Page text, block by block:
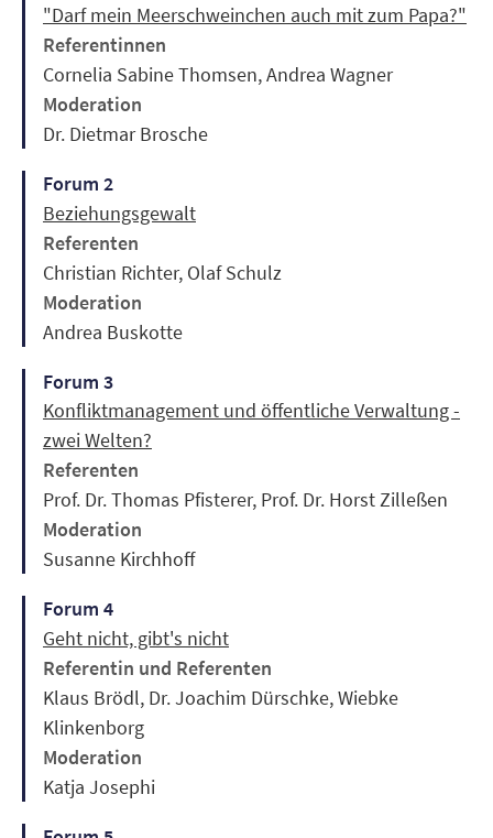
"Darf mein Meerschweinchen auch mit zum Papa?"
Referentinnen
Cornelia Sabine Thomsen, Andrea Wagner
Moderation
Dr. Dietmar Brosche
Forum 2
Beziehungsgewalt
Referenten
Christian Richter, Olaf Schulz
Moderation
Andrea Buskotte
Forum 3
Konfliktmanagement und öffentliche Verwaltung -
zwei Welten?
Referenten
Prof. Dr. Thomas Pfisterer, Prof. Dr. Horst Zilleßen
Moderation
Susanne Kirchhoff
Forum 4
Geht nicht, gibt's nicht
Referentin und Referenten
Klaus Brödl, Dr. Joachim Dürschke, Wiebke
Klinkenborg
Moderation
Katja Josephi